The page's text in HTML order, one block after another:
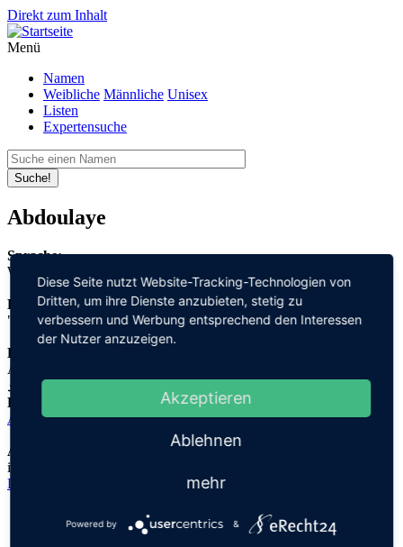
Direkt zum Inhalt
Menü
Namen
Weibliche Männliche Unisex
Listen
Expertensuche
Suche!
Abdoulaye
Sprache:
Westafrikanisch
Bedeutung:
"Diener" + "Gott"
Herleitung:
Arabisch,
Herkunftsname:
Abdallah
Anmerkungen:
im Koran war Abdallah der Vater des Propheten Mohammed
Datenschutz
Diese Seite nutzt Website-Tracking-Technologien von
Dritten, um ihre Dienste anzubieten, stetig zu
verbessern und Werbung entsprechend den Interessen
der Nutzer anzuzeigen.
Akzeptieren
Ablehnen
mehr
Powered by &